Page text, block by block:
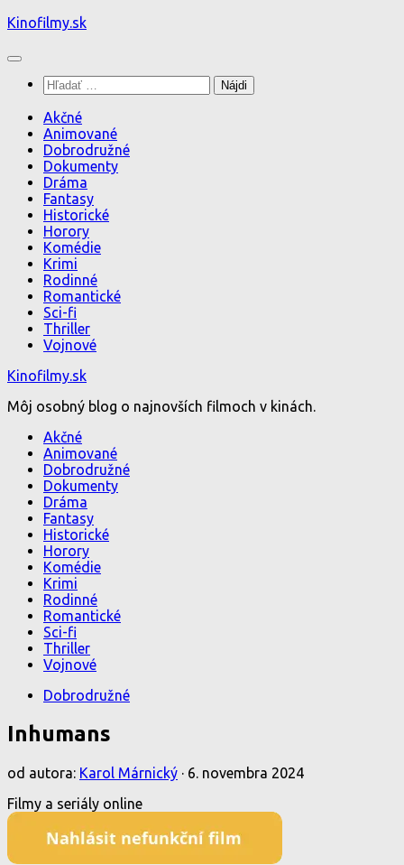
Preskočiť
obsah
Kinofilmy.sk
Hľadať:
Akčné
Animované
Dobrodružné
Dokumenty
Dráma
Fantasy
Historické
Horory
Komédie
Krimi
Rodinné
Romantické
Sci-fi
Thriller
Vojnové
Kinofilmy.sk
Môj osobný blog o najnovších filmoch v kinách.
Akčné
Animované
Dobrodružné
Dokumenty
Dráma
Fantasy
Historické
Horory
Komédie
Krimi
Rodinné
Romantické
Sci-fi
Thriller
Vojnové
Dobrodružné
Inhumans
od autora: Karol Márnický · 6. novembra 2024
Filmy a seriály online